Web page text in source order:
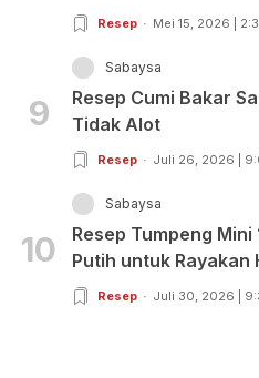
Resep Mei 15, 2026 |
9
Sabaysa
Resep Cumi Bakar
Tidak Alot
Resep Juli 26, 2026 |
10
Sabaysa
Resep Tumpeng
Putih untuk Rayakan
Resep Juli 30, 2026 |